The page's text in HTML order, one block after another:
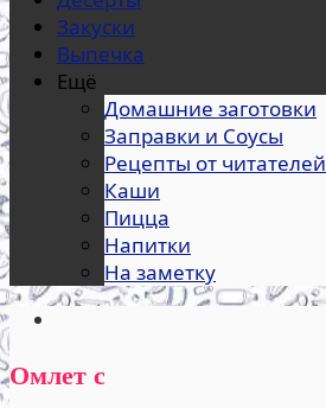
Закуски
Выпечка
Ещё
Домашние заготовки
Заправки и Соусы
Рецепты от читателей
Каши
Пицца
Напитки
На заметку
Омлет с